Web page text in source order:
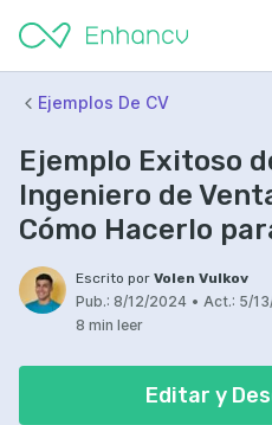
Ejemplos De CV
Ejemplo Exitoso
Ingeniero de
Cómo Hacerlo
Escrito por Volen Vulkov
Pub.: 8/12/2024 • Act.: 5/
8 min leer
Editar y